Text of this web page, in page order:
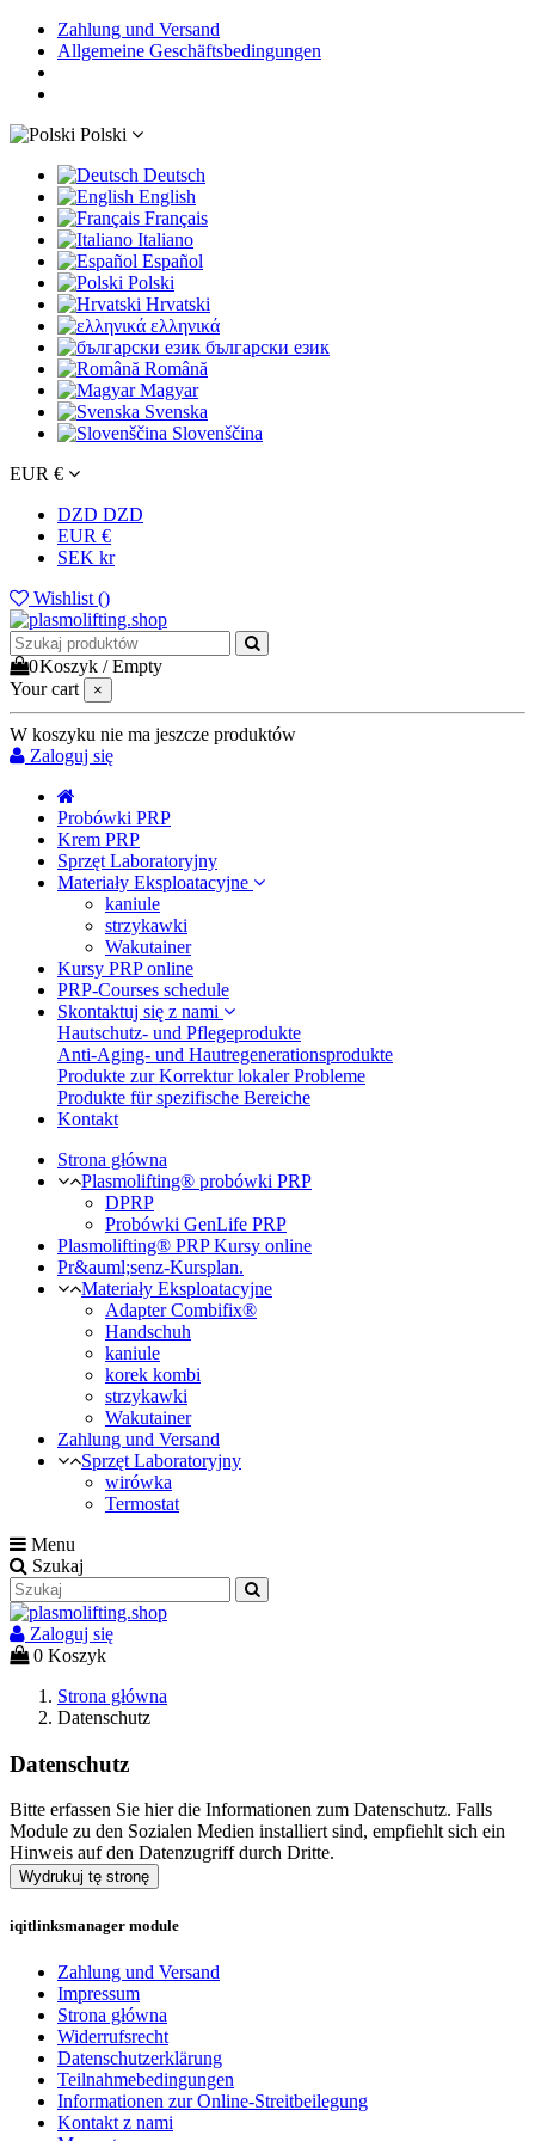
Zahlung und Versand
Allgemeine Geschäftsbedingungen
Polski
Deutsch
English
Français
Italiano
Español
Polski
Hrvatski
ελληνικά
български език
Română
Magyar
Svenska
Slovenščina
EUR €
DZD DZD
EUR €
SEK kr
Wishlist ()
0Koszyk /Empty
Your cart
×
W koszyku nie ma jeszcze produktów
Zaloguj się
Probówki PRP
Krem PRP
Sprzęt Laboratoryjny
Materiały Eksploatacyjne
kaniule
strzykawki
Wakutainer
Kursy PRP online
PRP-Courses schedule
Skontaktuj się z nami
Hautschutz- und Pflegeprodukte
Anti-Aging- und Hautregenerationsprodukte
Produkte zur Korrektur lokaler Probleme
Produkte für spezifische Bereiche
Kontakt
Strona główna
Plasmolifting® probówki PRP
DPRP
Probówki GenLife PRP
Plasmolifting® PRP Kursy online
Pr&auml;senz-Kursplan.
Materiały Eksploatacyjne
Adapter Combifix®
Handschuh
kaniule
korek kombi
strzykawki
Wakutainer
Zahlung und Versand
Sprzęt Laboratoryjny
wirówka
Termostat
Menu
Szukaj
Zaloguj się
0 Koszyk
Strona główna
Datenschutz
Datenschutz
Bitte erfassen Sie hier die Informationen zum Datenschutz. Falls
Module zu den Sozialen Medien installiert sind, empfiehlt sich ein
Hinweis auf den Datenzugriff durch Dritte.
iqitlinksmanager module
Zahlung und Versand
Impressum
Strona główna
Widerrufsrecht
Datenschutzerklärung
Teilnahmebedingungen
Informationen zur Online-Streitbeilegung
Kontakt z nami